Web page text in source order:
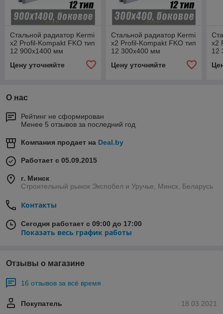
Стальной радиатор Kermi
x2 Profil-Kompakt FKO тип
12 900x1400 мм
Цену уточняйте
Стальной радиатор Kermi
x2 Profil-Kompakt FKO тип
12 300x400 мм
Цену уточняйте
x2
12
О нас
Рейтинг не сформирован
Менее 5 отзывов за последний год
Компания продает на Deal.by
Работает с 05.09.2015
г. Минск
Строительный рынок Экспобел и Уручье, Минск, Беларусь
Контакты
Сегодня работает с 09:00 до 17:00
Показать весь график работы
Отзывы о магазине
16 отзывов за всё время
18.03.2021
Покупатель